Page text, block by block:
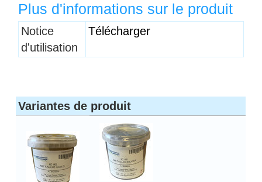
Plus d'informations sur le produit
Titre 1
Notice
d'utilisation
Télécharger
Variantes de produit